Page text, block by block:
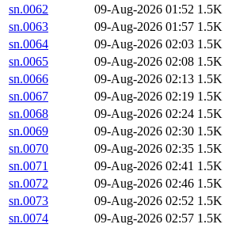
sn.0062
09-Aug-2026 01:52 1.5K
sn.0063
09-Aug-2026 01:57 1.5K
sn.0064
09-Aug-2026 02:03 1.5K
sn.0065
09-Aug-2026 02:08 1.5K
sn.0066
09-Aug-2026 02:13 1.5K
sn.0067
09-Aug-2026 02:19 1.5K
sn.0068
09-Aug-2026 02:24 1.5K
sn.0069
09-Aug-2026 02:30 1.5K
sn.0070
09-Aug-2026 02:35 1.5K
sn.0071
09-Aug-2026 02:41 1.5K
sn.0072
09-Aug-2026 02:46 1.5K
sn.0073
09-Aug-2026 02:52 1.5K
sn.0074
09-Aug-2026 02:57 1.5K